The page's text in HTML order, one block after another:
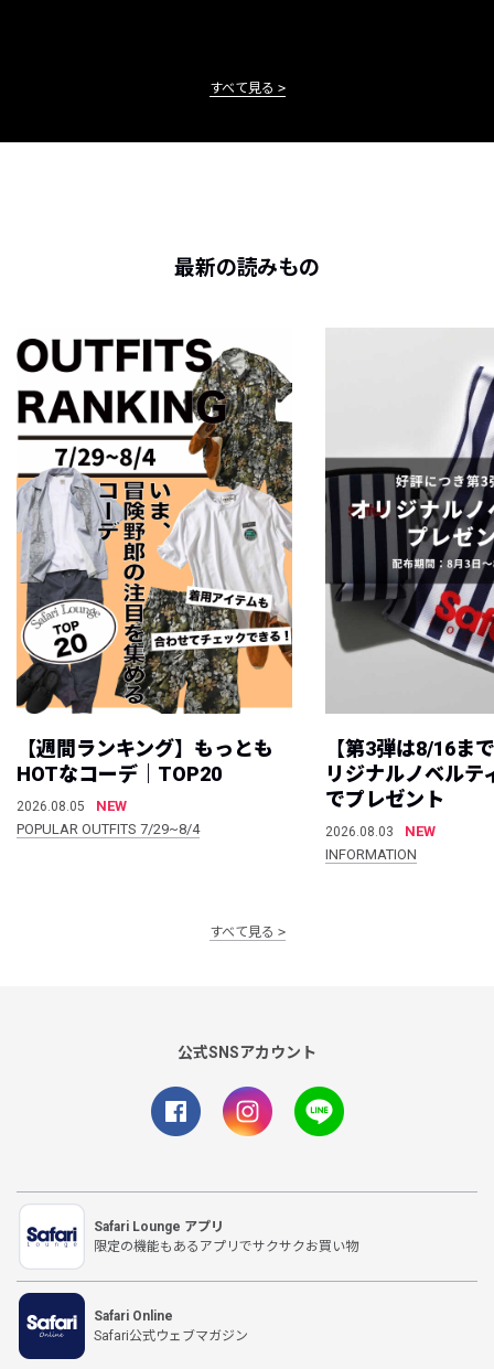
すべて見る
最新の読みもの
【週間ランキング】もっとも
HOTなコーデ｜TOP20
2026.08.05
NEW
POPULAR OUTFITS 7/29~8/4
【第3弾は8/16ま
リジナルノベルテ
でプレゼント
2026.08.03
NEW
INFORMATION
すべて見る
公式SNSアカウント
Safari Lounge アプリ
限定の機能もあるアプリでサクサクお買い物
Safari Online
Safari公式ウェブマガジン